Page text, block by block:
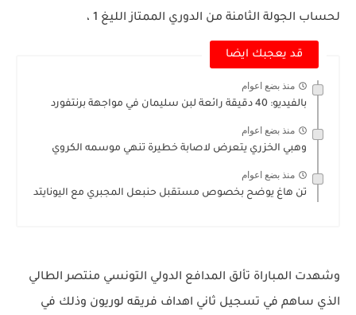
لحساب الجولة الثامنة من الدوري الممتاز الليغ 1 ،
قد يعجبك ايضا
منذ بضع اعوام
بالفيديو: 40 دقيقة رائعة لبن سليمان في مواجهة برنتفورد
منذ بضع اعوام
وهبي الخزري يتعرض لاصابة خطيرة تنهي موسمه الكروي
منذ بضع اعوام
تن هاغ يوضح بخصوص مستقبل حنبعل المجبري مع اليونايتد
وشهدت المباراة تألق المدافع الدولي التونسي منتصر الطالي
الذي ساهم في تسجيل ثاني اهداف فريقه لوريون وذلك في